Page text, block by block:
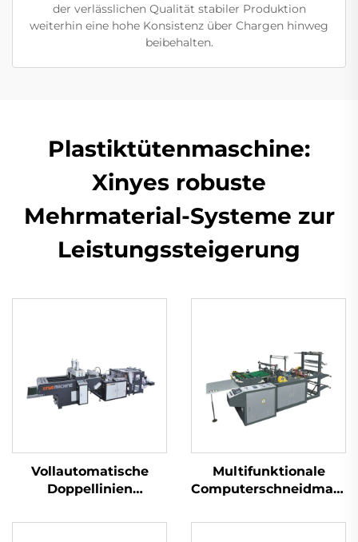
der verlässlichen Qualität stabiler Produktion
weiterhin eine hohe Konsistenz über Chargen hinweg
beibehalten.
Plastiktütenmaschine:
Xinyes robuste
Mehrmaterial-Systeme zur
Leistungssteigerung
Vollautomatische
Doppellinien
für die Herstellung
Multifunktionale